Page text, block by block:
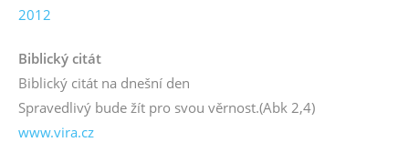
2012
Biblický citát
Biblický citát na dnešní den
Spravedlivý bude žít pro svou věrnost.(Abk 2,4)
www.vira.cz